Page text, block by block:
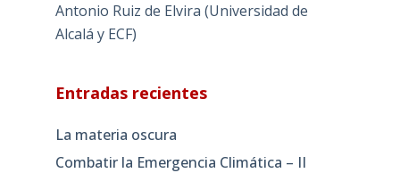
Antonio Ruiz de Elvira (Universidad de
Alcalá y ECF)
Entradas recientes
La materia oscura
Combatir la Emergencia Climática – II